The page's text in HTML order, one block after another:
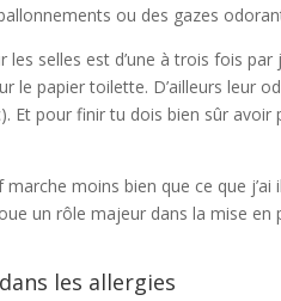
ou des gazes
les selles est d’une à trois fois
le papier toilette. D’ailleurs leur
Et pour finir tu dois bien sûr avoir
moins bien que ce que
un rôle majeur dans la mise
les allergies